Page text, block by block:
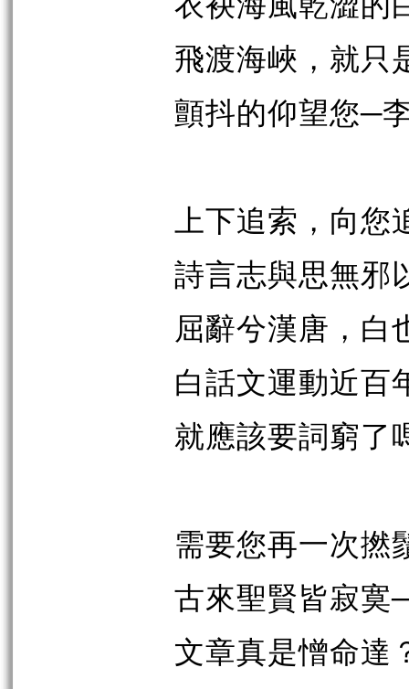
飛渡海峽，就只
顫抖的仰望您─
上下追索，向您
詩言志與思無邪
屈辭兮漢唐，白
白話文運動近百
就應該要詞窮了
需要您再一次撚
古來聖賢皆寂寞
文章真是憎命達